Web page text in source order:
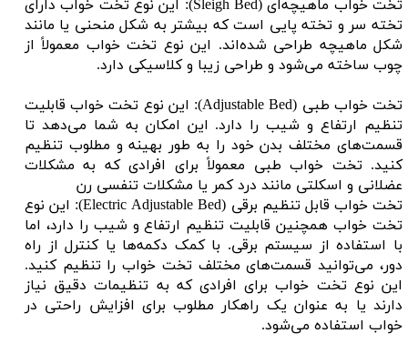
تخت خواب ماهیچه‌ای (Sleigh Bed): این نوع تخت خواب دارای
تخته سر و تخته پایی است که بیشتر به شکل منحنی یا مانند
شکل ماهیچه طراحی شده‌اند. این نوع تخت خواب معمولاً از
چوب ساخته می‌شود و طراحی زیبا و کلاسیکی دارد.
تخت خواب طبی (Adjustable Bed): این نوع تخت خواب قابلیت
تنظیم ارتفاع و شیب را دارد. این امکان به شما می‌دهد تا
قسمت‌های مختلف بدن خود را به طور بهینه و مطلوب تنظیم
کنید. تخت خواب طبی معمولاً برای افرادی که به مشکلات
عضلانی و اسکلتی مانند درد کمر یا مشکلات تنفسی رن
تخت خواب قابل تنظیم برقی (Electric Adjustable Bed): این نوع
تخت خواب همچنین قابلیت تنظیم ارتفاع و شیب را دارد، اما
با استفاده از سیستم برقی. با کمک دکمه‌ها یا کنترل از راه
دور، می‌توانید قسمت‌های مختلف تخت خواب را تنظیم کنید.
این نوع تخت خواب برای افرادی که به تنظیمات دقیق نیاز
دارند یا به عنوان یک راهکار مطلوب برای افزایش راحتی در
خواب استفاده می‌شود.